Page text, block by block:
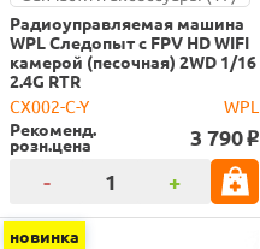
Радиоуправляемая машина
WPL Следопыт с FPV HD WIFI
камерой (песочная) 2WD 1/16
2.4G RTR
CX002-C-Y
WPL
Рекоменд.
розн.цена 3 790 o
- +
новинка